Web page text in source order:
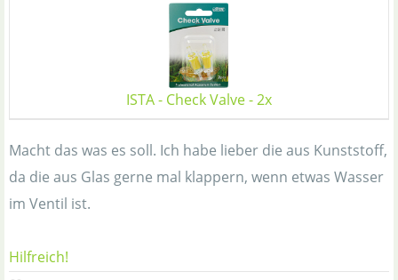
ISTA - Check Valve - 2x
Macht das was es soll. Ich habe lieber die aus Kunststoff,
da die aus Glas gerne mal klappern, wenn etwas Wasser
im Ventil ist.
Hilfreich!